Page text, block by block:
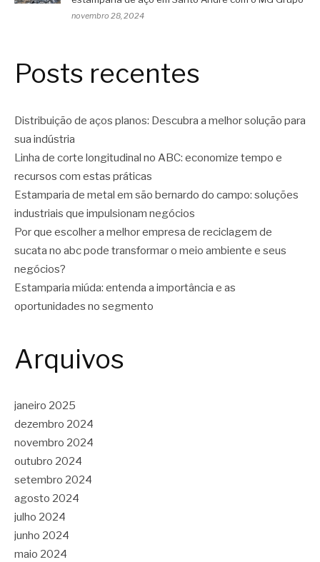
novembro 28, 2024
Posts recentes
Distribuição de aços planos: Descubra a melhor solução para
sua indústria
Linha de corte longitudinal no ABC: economize tempo e
recursos com estas práticas
Estamparia de metal em são bernardo do campo: soluções
industriais que impulsionam negócios
Por que escolher a melhor empresa de reciclagem de
sucata no abc pode transformar o meio ambiente e seus
negócios?
Estamparia miúda: entenda a importância e as
oportunidades no segmento
Arquivos
janeiro 2025
dezembro 2024
novembro 2024
outubro 2024
setembro 2024
agosto 2024
julho 2024
junho 2024
maio 2024